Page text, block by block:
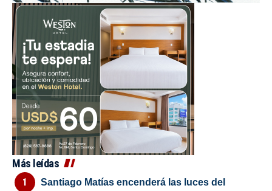
Más leídas
Santiago Matías encenderá las luces del